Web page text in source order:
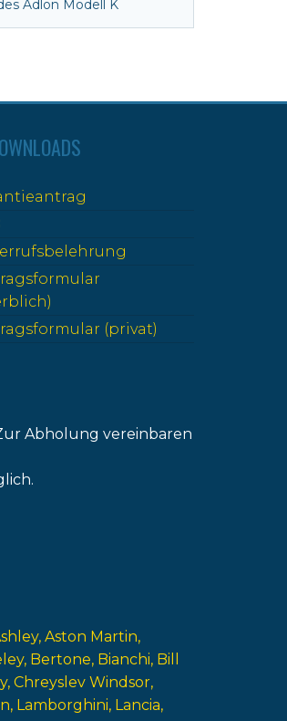
Adlon Modell K
(privat)
Abholung vereinbaren
Aston Martin
Bertone Bianchi Bill
Chreyslev Windsor
Lamborghini Lancia